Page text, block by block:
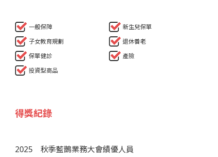
一般保障
新生兒保單
子女教育規劃
退休養老
保單健診
產險
投資型商品
得獎紀錄
2025 秋季藍鵲業務大會績優人員